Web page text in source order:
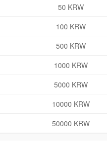
50 KRW
100 KRW
500 KRW
1000 KRW
5000 KRW
10000 KRW
50000 KRW